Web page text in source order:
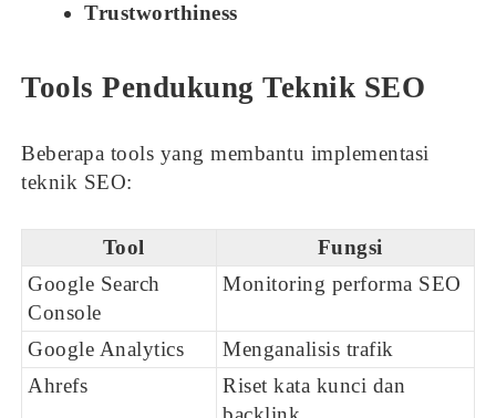
Trustworthiness
Tools Pendukung Teknik SEO
Beberapa tools yang membantu implementasi
teknik SEO:
Tool
Fungsi
Google Search
Console
Monitoring performa SEO
Google Analytics
Menganalisis trafik
Ahrefs
Riset kata kunci dan